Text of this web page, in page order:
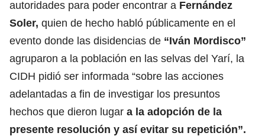
autoridades para poder encontrar a Fernández
Soler, quien de hecho habló públicamente en el
evento donde las disidencias de “Iván Mordisco”
agruparon a la población en las selvas del Yarí, la
CIDH pidió ser informada “sobre las acciones
adelantadas a fin de investigar los presuntos
hechos que dieron lugar a la adopción de la
presente resolución y así evitar su repetición”.